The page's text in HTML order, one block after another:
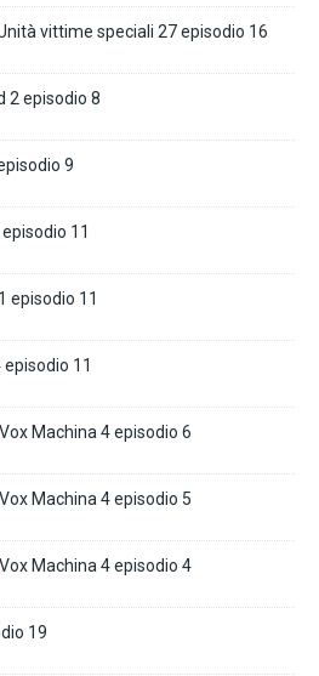
vittime speciali 27 episodio 16
2 episodio 8
9
episodio 11
episodio 11
episodio 11
Machina 4 episodio 6
Machina 4 episodio 5
Machina 4 episodio 4
19